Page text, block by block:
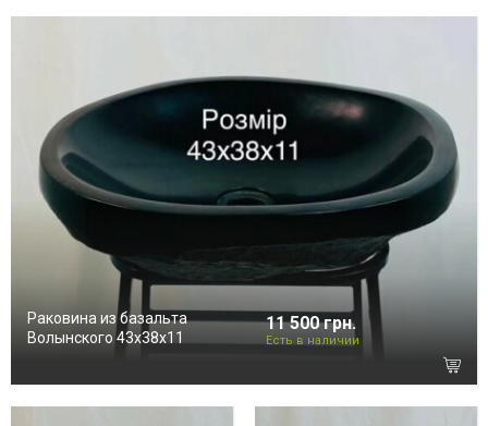
Раковина из базальта
Волынского 43х38х11
11 500 грн.
Есть в наличии